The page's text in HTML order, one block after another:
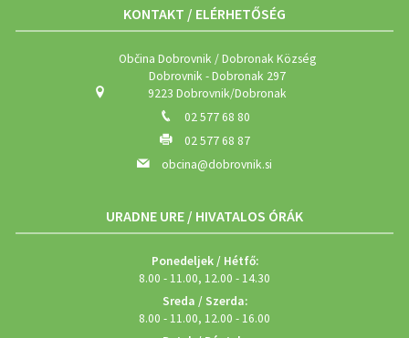
KONTAKT / ELÉRHETŐSÉG
Občina Dobrovnik / Dobronak Község
Dobrovnik - Dobronak 297
9223 Dobrovnik/Dobronak
02 577 68 80
02 577 68 87
obcina@dobrovnik.si
URADNE URE / HIVATALOS ÓRÁK
Ponedeljek / Hétfő:
8.00 - 11.00, 12.00 - 14.30
Sreda / Szerda:
8.00 - 11.00, 12.00 - 16.00